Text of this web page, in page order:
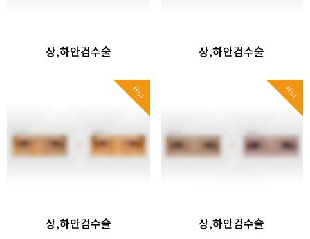
상,하안검수술 상,하안검수술
Hot
상,하안검수술
Hot
상,하안검수술